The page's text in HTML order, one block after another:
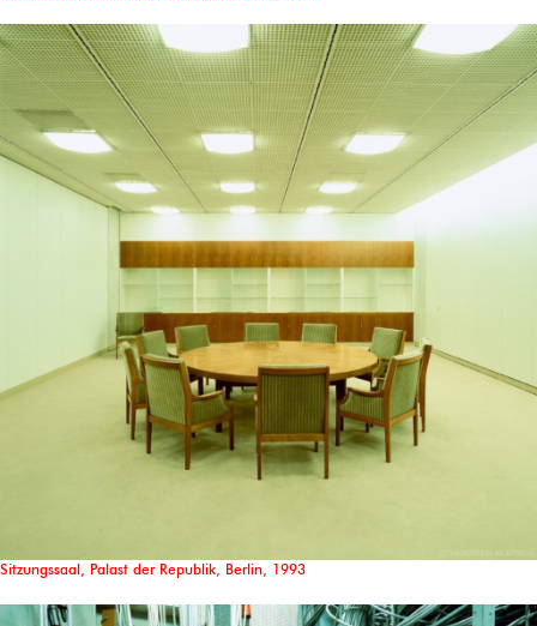
Sitzungssaal, Palast der Republik, Berlin, 1993